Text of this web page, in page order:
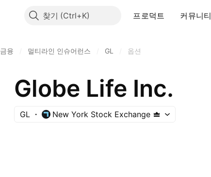
찾기 프로덕트 커뮤니티
금융 멀티라인 인슈어런스 GL 옵션
Globe Life Inc.
GL New York Stock Exchange